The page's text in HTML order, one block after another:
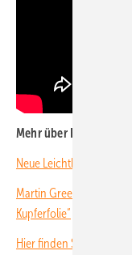
Mehr über Euronergy:
Neue Leichtbaumodule
Martin Green von
Kupferfolie“
Hier finden Sie weitere